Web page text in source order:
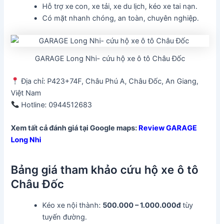
Hỗ trợ xe con, xe tải, xe du lịch, kéo xe tai nạn.
Có mặt nhanh chóng, an toàn, chuyên nghiệp.
GARAGE Long Nhi- cứu hộ xe ô tô Châu Đốc
Địa chỉ: P423+74F, Châu Phú A, Châu Đốc, An Giang,
Việt Nam
Hotline: 0944512683
Xem tất cả đánh giá tại Google maps: Review GARAGE
Long Nhi
Bảng giá tham khảo cứu hộ xe ô tô
Châu Đốc
Kéo xe nội thành: 500.000 – 1.000.000đtùy
tuyến đường.